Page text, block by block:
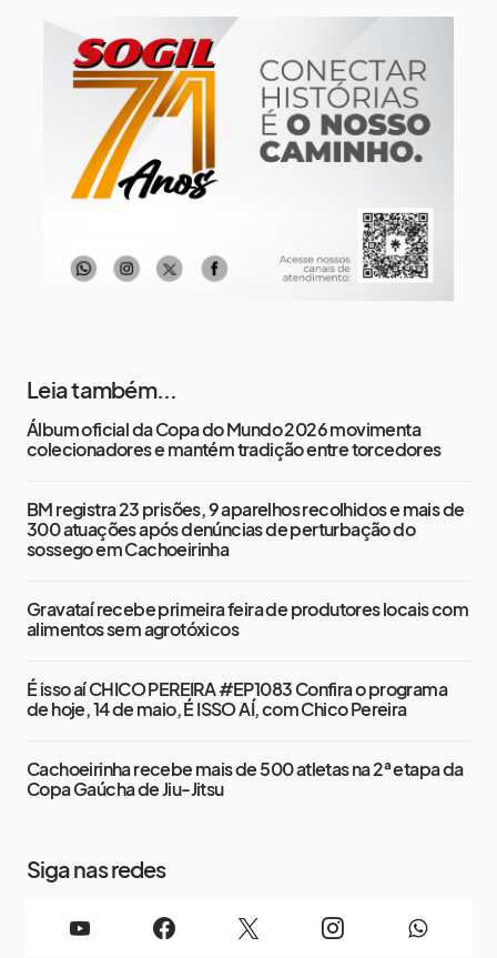
11 de agosto
Terça-Feira 17° 8°
12 de agosto
Quarta-Feira 13° 12°
Leia também...
Álbum oficial da Copa do Mundo 2026 movimenta
colecionadores e mantém tradição entre torcedores
BM registra 23 prisões, 9 aparelhos recolhidos e mais de
300 atuações após denúncias de perturbação do
sossego em Cachoeirinha
Gravataí recebe primeira feira de produtores locais com
alimentos sem agrotóxicos
É isso aí CHICO PEREIRA #EP1083 Confira o programa
de hoje, 14 de maio, É ISSO AÍ, com Chico Pereira
Cachoeirinha recebe mais de 500 atletas na 2ª etapa da
Copa Gaúcha de Jiu-Jitsu
Siga nas redes